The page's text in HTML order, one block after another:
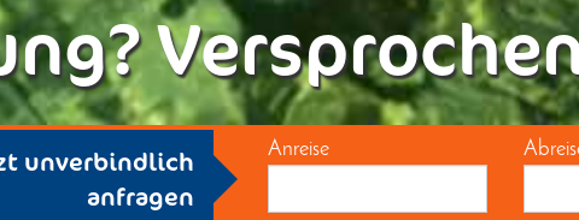
unverbindlich
anfragen
Anreise